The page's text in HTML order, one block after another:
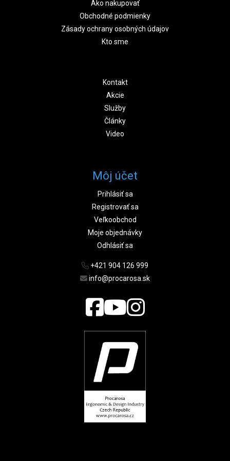
Ako nakupovať
Obchodné podmienky
Zásady ochrany osobných údajov
Kto sme
Kontakt
Akcie
Služby
Články
Video
Môj účet
Prihlásiť sa
Registrovať sa
Veľkoobchod
Moje objednávky
Odhlásiť sa
+421 904 126 999
info@procarosa.sk